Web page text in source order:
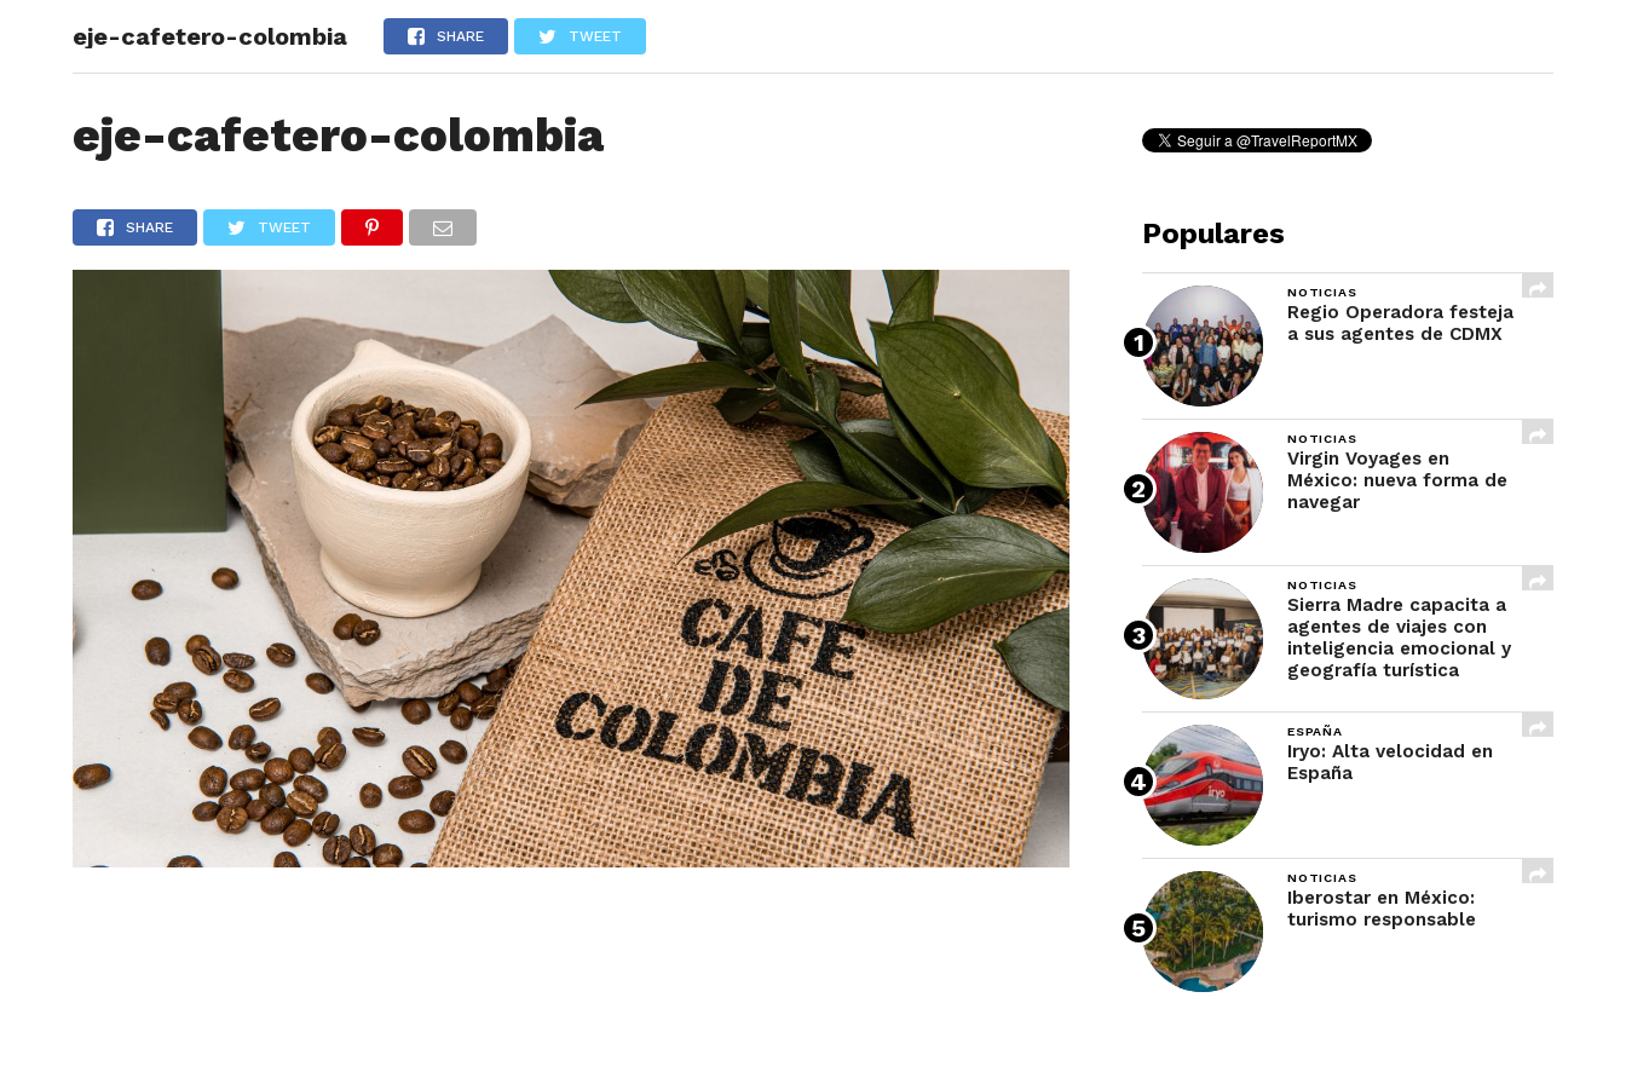
ARTÍCULOS REVIEWS
eje-cafetero-colombia SHARE TWEET
eje-cafetero-colombia
SHARE TWEET Populares
NOTICIAS
Regio Operadora festeja
a sus agentes de CDMX
NOTICIAS
Virgin Voyages en
México: nueva forma de
navegar
NOTICIAS
Sierra Madre capacita a
agentes de viajes con
inteligencia emocional y
geografía turística
ESPAÑA
Iryo: Alta velocidad en
España
NOTICIAS
Iberostar en México:
turismo responsable